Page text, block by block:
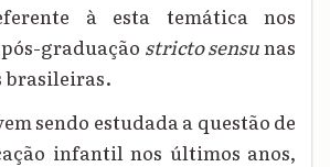
à esta temática nos
graduação stricto sensunas
brasileiras.
sendo estudada a questão de
infantil nos últimos anos,